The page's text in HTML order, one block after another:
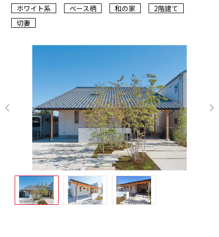
ホワイト系
ベース柄 和の家
2階建て
切妻